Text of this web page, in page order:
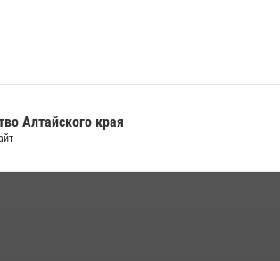
Алтайского края